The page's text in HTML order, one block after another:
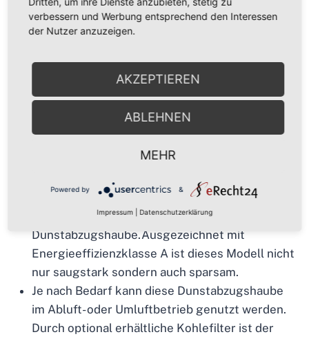
Im oberen Teil ist eine Sensorsteuerung
Dunstabzugshaube können dort über die
” oder die im Lieferumfang
enthaltene Fernbedienung gesteuert werden.
Die Dunstabzugshaube hat 4 Lüfterstufen,
ist. Im Standby-Modus zeigt das Display die
Für ausreichend Power sorgt ein bis
1000m³/hleistender Motor im Inneren der
Dunstabzugshaube.Ausgezeichnet mit
Energieeffizienzklasse A ist dieses Modell nicht
nur saugstark sondern auch sparsam.
Je nach Bedarf kann diese Dunstabzugshaube
im Abluft- oder Umluftbetrieb genutzt werden.
Durch optional erhältliche Kohlefilter ist der
verbessern und Werbung entsprechend den Interessen
der Nutzer anzuzeigen.
AKZEPTIEREN
ABLEHNEN
MEHR
Powered by &
Impressum Datenschutzerklärung